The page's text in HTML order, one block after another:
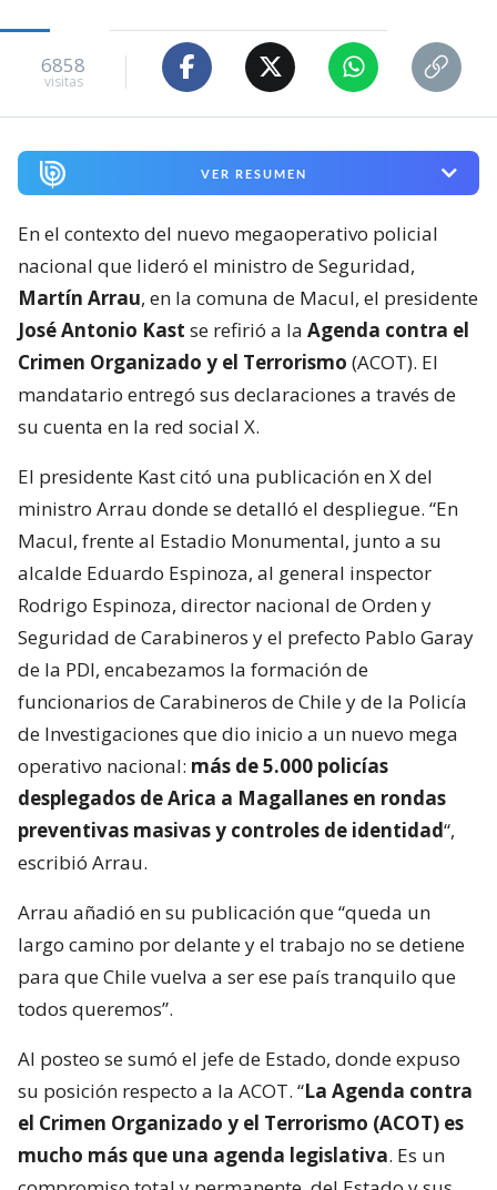
6858
visitas
VER RESUMEN
En el contexto del nuevo megaoperativo policial
nacional que lideró el ministro de Seguridad,
Martín Arrau, en la comuna de Macul, el presidente
José Antonio Kast se refirió a la Agenda contra el
Crimen Organizado y el Terrorismo (ACOT). El
mandatario entregó sus declaraciones a través de
su cuenta en la red social X.
El presidente Kast citó una publicación en X del
ministro Arrau donde se detalló el despliegue. “En
Macul, frente al Estadio Monumental, junto a su
alcalde Eduardo Espinoza, al general inspector
Rodrigo Espinoza, director nacional de Orden y
Seguridad de Carabineros y el prefecto Pablo Garay
de la PDI, encabezamos la formación de
funcionarios de Carabineros de Chile y de la Policía
de Investigaciones que dio inicio a un nuevo mega
operativo nacional: más de 5.000 policías
desplegados de Arica a Magallanes en rondas
preventivas masivas y controles de identidad“,
escribió Arrau.
Arrau añadió en su publicación que “queda un
largo camino por delante y el trabajo no se detiene
para que Chile vuelva a ser ese país tranquilo que
todos queremos”.
Al posteo se sumó el jefe de Estado, donde expuso
su posición respecto a la ACOT. “La Agenda contra
el Crimen Organizado y el Terrorismo (ACOT) es
mucho más que una agenda legislativa. Es un